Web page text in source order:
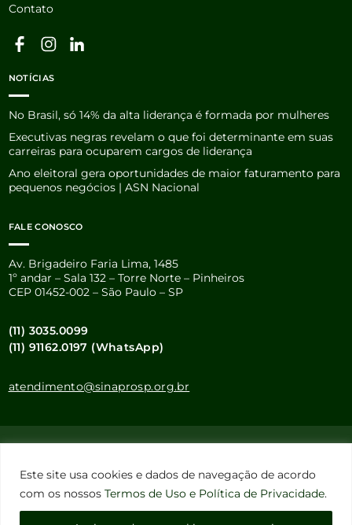
Este site usa cookies e dados de navegação de acordo
com os nossos Termos de Uso e Política de Privacidade.
Contato
NOTÍCIAS
No Brasil, só 14% da alta liderança é formada por mulheres
Executivas negras revelam o que foi determinante em suas
carreiras para ocuparem cargos de liderança
Ano eleitoral gera oportunidades de maior faturamento para
pequenos negócios | ASN Nacional
FALE CONOSCO
Av. Brigadeiro Faria Lima, 1485
1º andar – Sala 132 – Torre Norte – Pinheiros
CEP 01452-002 – São Paulo – SP
(11) 3035.0099
(11) 91162.0197 (WhatsApp)
atendimento@sinaprosp.org.br
Termos de Uso e Política de Privacidade.
Configuração de Cookies